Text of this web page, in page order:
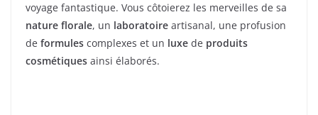
voyage fantastique. Vous côtoierez les merveilles de sa
nature florale, un laboratoire artisanal, une profusion
de formules complexes et un luxe de produits
cosmétiques ainsi élaborés.